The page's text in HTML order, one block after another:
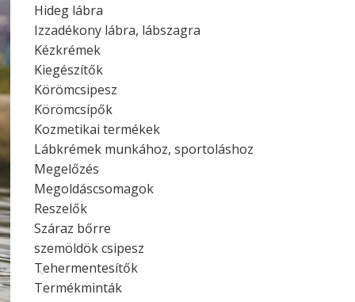
Hideg lábra
Izzadékony lábra, lábszagra
Kézkrémek
Kiegészítők
Körömcsipesz
Körömcsípők
Kozmetikai termékek
Lábkrémek munkához, sportoláshoz
Megelőzés
Megoldáscsomagok
Reszelők
Száraz bőrre
szemöldök csipesz
Tehermentesítők
Termékminták